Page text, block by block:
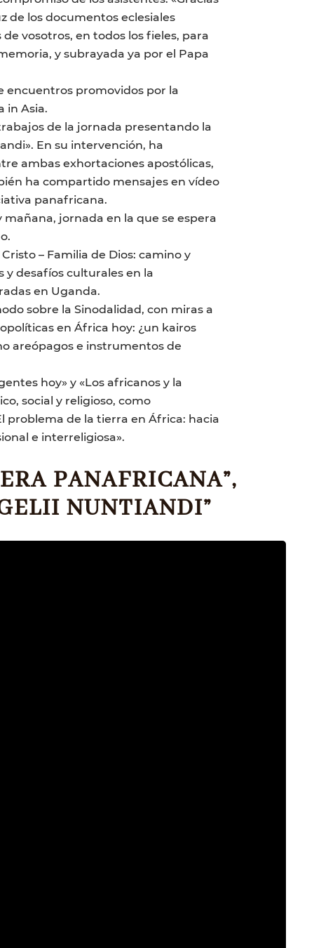
de los documentos eclesiales
vosotros, en todos los fieles, para
y subrayada ya por el Papa
encuentros promovidos por la
in Asia.
de la jornada presentando la
En su intervención, ha
ambas exhortaciones apostólicas,
ha compartido mensajes en vídeo
panafricana.
jornada en la que se espera
– Familia de Dios: camino y
y desafíos culturales en la
en Uganda.
sobre la Sinodalidad, con miras a
en África hoy: ¿un kairos
areópagos e instrumentos de
hoy» y «Los africanos y la
social y religioso, como
problema de la tierra en África: hacia
e interreligiosa».
PANAFRICANA”,
NUNTIANDI”